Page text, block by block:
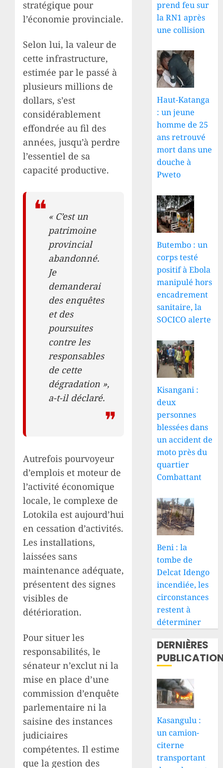
stratégique pour
l’économie provinciale.
Selon lui, la valeur de
cette infrastructure,
estimée par le passé à
plusieurs millions de
dollars, s’est
considérablement
effondrée au fil des
années, jusqu’à perdre
l’essentiel de sa
capacité productive.
« C’est un
patrimoine
provincial
abandonné.
Je
demanderai
des enquêtes
et des
poursuites
contre les
responsables
de cette
dégradation »,
a-t-il déclaré.
Autrefois pourvoyeur
d’emplois et moteur de
l’activité économique
locale, le complexe de
Lotokila est aujourd’hui
en cessation d’activités.
Les installations,
laissées sans
maintenance adéquate,
présentent des signes
visibles de
détérioration.
Pour situer les
responsabilités, le
sénateur n’exclut ni la
mise en place d’une
commission d’enquête
parlementaire ni la
saisine des instances
judiciaires
compétentes. Il estime
que la gestion des
prend feu sur
la RN1 après
une collision
Haut-Katanga
: un jeune
homme de 25
ans retrouvé
mort dans une
douche à
Pweto
Butembo : un
corps testé
positif à Ebola
manipulé hors
encadrement
sanitaire, la
SOCICO alerte
Kisangani :
deux
personnes
blessées dans
un accident de
moto près du
quartier
Combattant
Beni : la
tombe de
Delcat Idengo
incendiée, les
circonstances
restent à
déterminer
DERNIÈRES
Kasangulu :
un camion-
citerne
transportant